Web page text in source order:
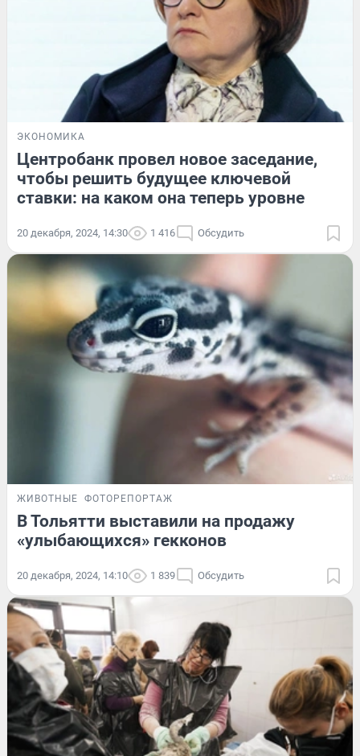
ЭКОНОМИКА
Центробанк провел новое заседание,
чтобы решить будущее ключевой
ставки: на каком она теперь уровне
20 декабря, 2024, 14:30 1 416 Обсудить
ЖИВОТНЫЕ ФОТОРЕПОРТАЖ
В Тольятти выставили на продажу
«улыбающихся» гекконов
20 декабря, 2024, 14:10 1 839 Обсудить